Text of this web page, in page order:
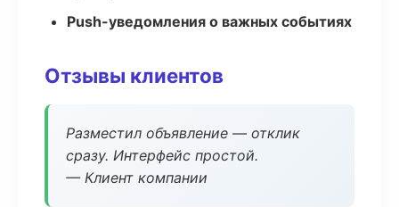
Push-уведомления о важных событиях
Отзывы клиентов
Разместил объявление — отклик
сразу. Интерфейс простой.
— Клиент компании